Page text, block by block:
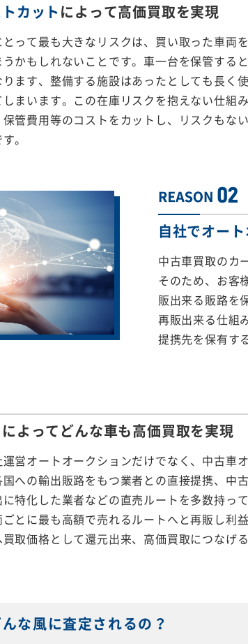
カットによって高価買取を実現
って最も大きなリスクは、買い取った車両を
かもしれないことです。車一台を保管する
ます、整備する施設はあったとしても長く
まいます。この在庫リスクを抱えない仕組
保管費用等のコストをカットし、リスクもな
。
自社でオー
中古車買取のカ
そのため、お客
販出来る販路を
再販出来る仕組
提携先を保有す
によってどんな車も高価買取を実現
営オートオークションだけでなく、中古車
への輸出販路をもつ業者との直接提携、中
特化した業者などの直売ルートを多数持っ
とに最も高額で売れるルートへと再販し利
取価格として還元出来、高価買取につなげ
な風に査定されるの？